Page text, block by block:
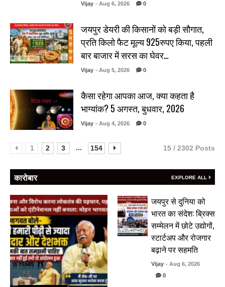
Vijay - Aug 6, 2026 0
जयपुर डेयरी की किसानों को बड़ी सौगात,
प्रति किलो फैट मूल्य 925रुपए किया, पहली
बार बाजार में सरस का घेवर…
Vijay - Aug 5, 2026 0
कैसा रहेगा आपका आज, क्या कहता है
भाग्यांक? 5 अगस्त, बुधवार, 2026
Vijay - Aug 4, 2026 0
1 2 3 ... 154 15 / 2302 Posts
कारोबार EXPLORE ALL
जयपुर से दुनिया को
भारत का संदेश: ब्रिक्स
सम्मेलन में छोटे उद्योगों,
स्टार्टअप और रोजगार
बढ़ाने पर सहमति
Vijay - Aug 6, 2026
0